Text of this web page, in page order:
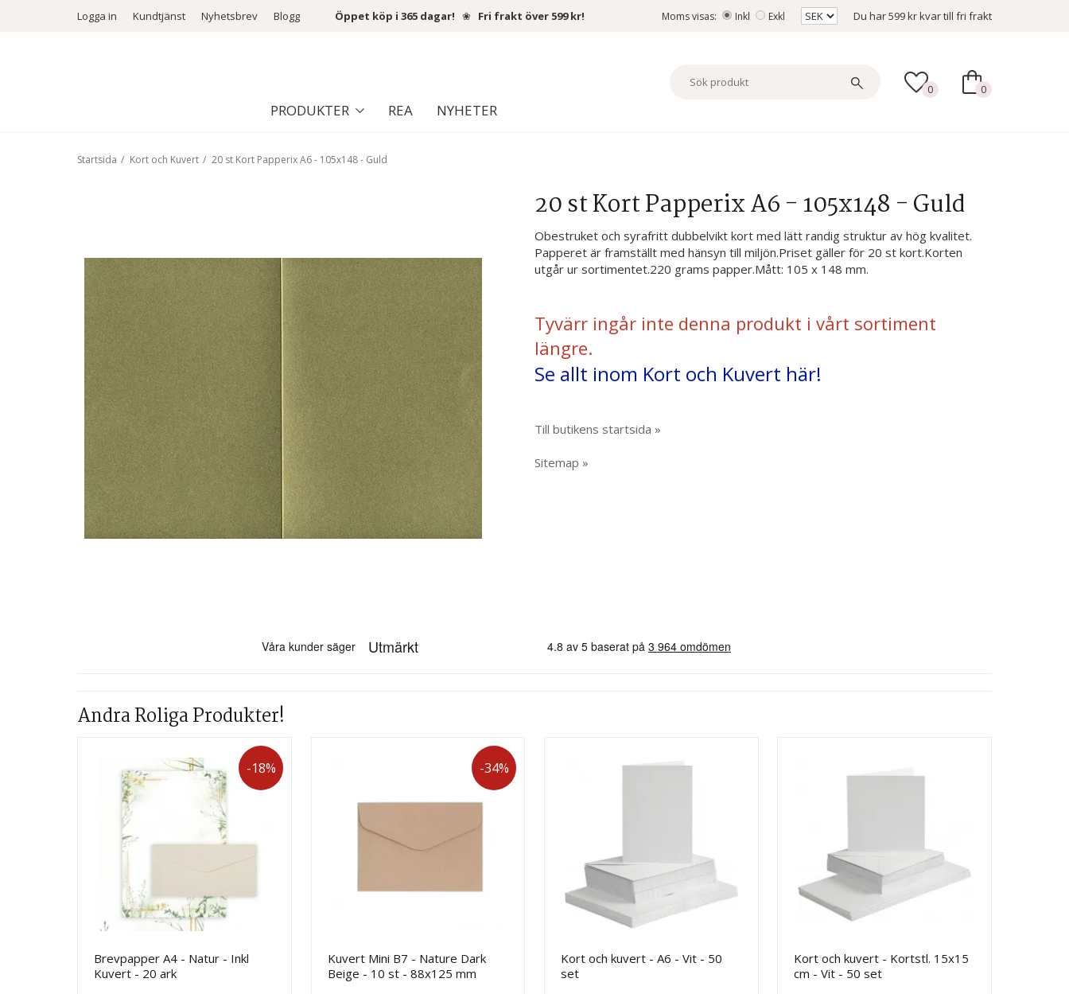
Logga in Kundtjänst Nyhetsbrev Blogg Öppet köp i 365 dagar! ❀ Fri frakt över 599 kr! Moms visas: Inkl Exkl Du har599 krkvar till fri frakt
PRODUKTER REA NYHETER
0 0
Startsida / Kort och Kuvert / 20 st Kort Papperix A6 - 105x148 - Guld
20 st Kort Papperix A6 - 105x148 - Guld
Obestruket och syrafritt dubbelvikt kort med lätt randig struktur av hög kvalitet.
Papperet är framställt med hänsyn till miljön.Priset gäller för 20 st kort.Korten
utgår ur sortimentet.220 grams papper.Mått: 105 x 148 mm.
Tyvärr ingår inte denna produkt i vårt sortiment
längre.
Se allt inom Kort och Kuvert här!
Till butikens startsida »
Sitemap »
Andra Roliga Produkter!
-18%
Brevpapper A4 - Natur - Inkl
Kuvert - 20 ark
-34%
Kuvert Mini B7 - Nature Dark
Beige - 10 st - 88x125 mm
Kort och kuvert - A6 - Vit - 50
set
Kort och kuvert - Kortstl. 15x15
cm - Vit - 50 set